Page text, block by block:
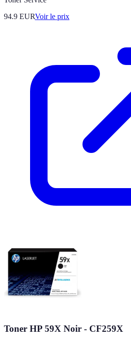
94.9 EURVoir le prix
Toner HP 59X Noir - CF259X